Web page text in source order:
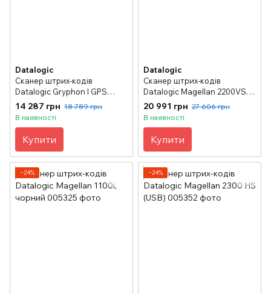
Datalogic
Сканер штрих-кодів
Datalogic Gryphon I GPS
4400i, чорний
14 287 грн 18 789 грн
В наявності
Купити
Datalogic
Сканер штрих-кодів
Datalogic Magellan 2200VS
(RS-232)
20 991 грн 27 606 грн
В наявності
Купити
−24% −24%